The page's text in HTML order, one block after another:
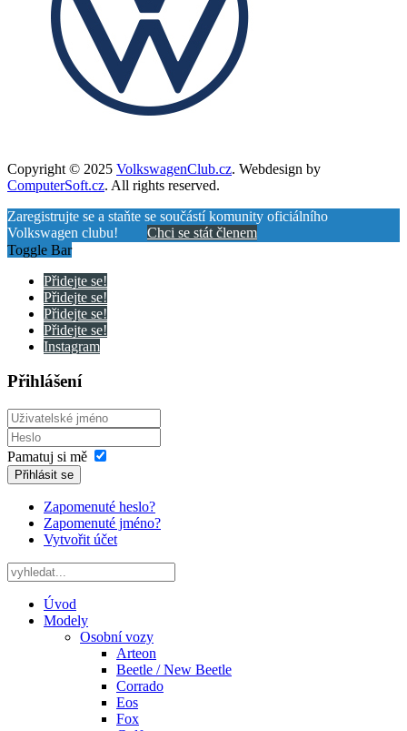
Copyright © 2025 VolkswagenClub.cz. Webdesign by
ComputerSoft.cz. All rights reserved.
Zaregistrujte se a staňte se součástí komunity oficiálního
Volkswagen clubu! Chci se stát členem
Toggle Bar
Přidejte se!
Přidejte se!
Přidejte se!
Přidejte se!
Instagram
Přihlášení
Pamatuj si mě
Přihlásit se
Zapomenuté heslo?
Zapomenuté jméno?
Vytvořit účet
Úvod
Modely
Osobní vozy
Arteon
Beetle / New Beetle
Corrado
Eos
Fox